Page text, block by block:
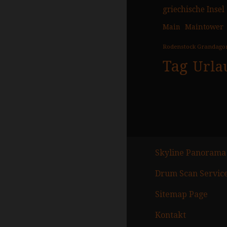
griechische Insel
Main Maintower
Rodenstock
Tag
Skyline
Drum Scan
Sitemap Page
Kontakt